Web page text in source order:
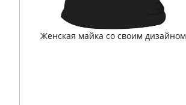
Женская майка со своим дизайном